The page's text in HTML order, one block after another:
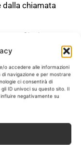
o accedere alle informazioni
navigazione e per mostrare
ci consentirà di
ID univoci su questo sito. Il
negativamente su
dalla chiamata
DI
prodotti
coperti da